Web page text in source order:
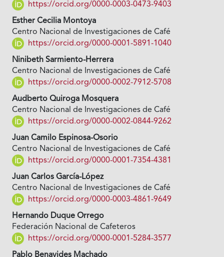
https://orcid.org/0000-0003-0473-9403
Esther Cecilia Montoya
Centro Nacional de Investigaciones de Café
https://orcid.org/0000-0001-5891-1040
Ninibeth Sarmiento-Herrera
Centro Nacional de Investigaciones de Café
https://orcid.org/0000-0002-7912-5708
Audberto Quiroga Mosquera
Centro Nacional de Investigaciones de Café
https://orcid.org/0000-0002-0844-9262
Juan Camilo Espinosa-Osorio
Centro Nacional de Investigaciones de Café
https://orcid.org/0000-0001-7354-4381
Juan Carlos García-López
Centro Nacional de Investigaciones de Café
https://orcid.org/0000-0003-4861-9649
Hernando Duque Orrego
Federación Nacional de Cafeteros
https://orcid.org/0000-0001-5284-3577
Pablo Benavides Machado